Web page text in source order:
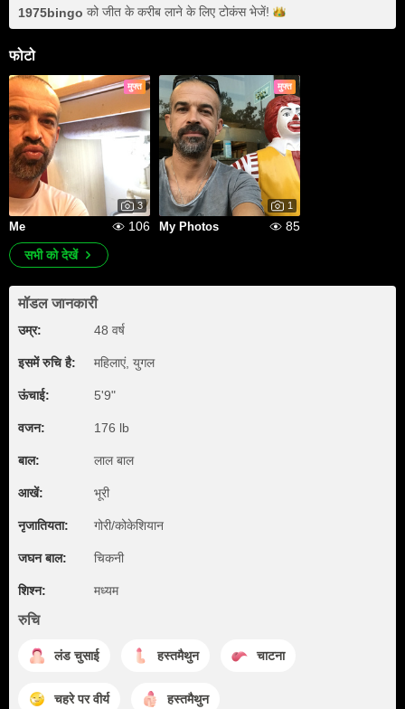
1975bingo को जीत के करीब लाने के लिए टोकंसभेजें!
फोटो
मुफ्त
3
Me 106
मुफ्त
1
My Photos
85
सभी को देखें
मॉडल जानकारी
उम्र: 48 वर्ष
इसमें रुचि है: महिलाएं, युगल
ऊंचाई: 5'9"
वजन: 176 lb
बाल: लाल बाल
आखें: भूरी
नृजातियता: गोरी/कोकेशियान
जघन बाल: चिकनी
शिश्न: मध्यम
रुचि
लंड चुसाई हस्तमैथुन चाटना
चहरे पर वीर्य हस्तमैथुन